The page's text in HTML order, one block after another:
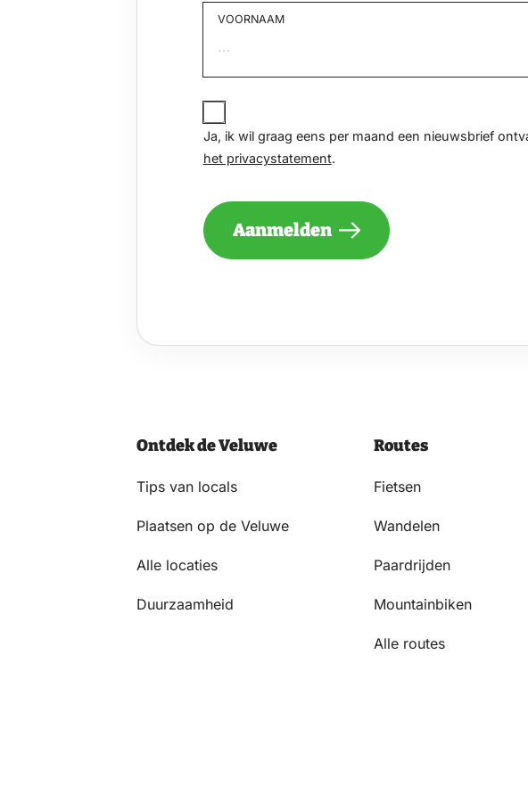
VOORNAAM
JA,
IK
WIL
GRAAG
PER
MAAND
EEN
NIEUWSBRIEF
HET
PRIVACYSTATEMENT.
Ja, ik wil graag eens per maand een nieuwsbrief
het privacystatement.
Aanmelden
Ontdek de Veluwe
Tips van locals
Plaatsen op de Veluwe
Alle locaties
Duurzaamheid
Routes
Fietsen
Wandelen
Paardrijden
Mountainbiken
Alle routes